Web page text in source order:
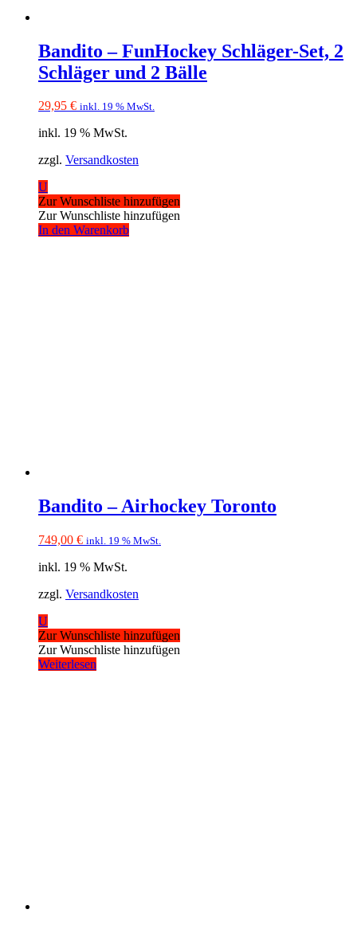
Bandito – FunHockey Schläger-Set, 2
Schläger und 2 Bälle
29,95 € inkl. 19 % MwSt.
inkl. 19 % MwSt.
zzgl. Versandkosten
U
Zur Wunschliste hinzufügen
Zur Wunschliste hinzufügen
In den Warenkorb
Bandito – Airhockey Toronto
749,00 € inkl. 19 % MwSt.
inkl. 19 % MwSt.
zzgl. Versandkosten
U
Zur Wunschliste hinzufügen
Zur Wunschliste hinzufügen
Weiterlesen